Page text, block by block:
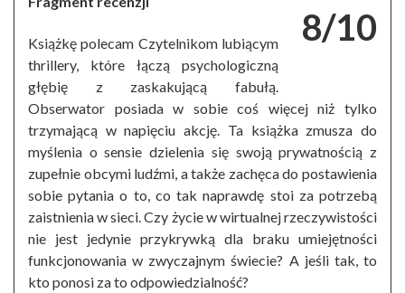
8/10
Książkę polecam Czytelnikom lubiącym
thrillery, które łączą psychologiczną
głębię z zaskakującą fabułą.
Obserwator posiada w sobie coś więcej niż tylko
trzymającą w napięciu akcję. Ta książka zmusza do
myślenia o sensie dzielenia się swoją prywatnością z
zupełnie obcymi ludźmi, a także zachęca do postawienia
sobie pytania o to, co tak naprawdę stoi za potrzebą
zaistnienia w sieci. Czy życie w wirtualnej rzeczywistości
nie jest jedynie przykrywką dla braku umiejętności
funkcjonowania w zwyczajnym świecie? A jeśli tak, to
kto ponosi za to odpowiedzialność?